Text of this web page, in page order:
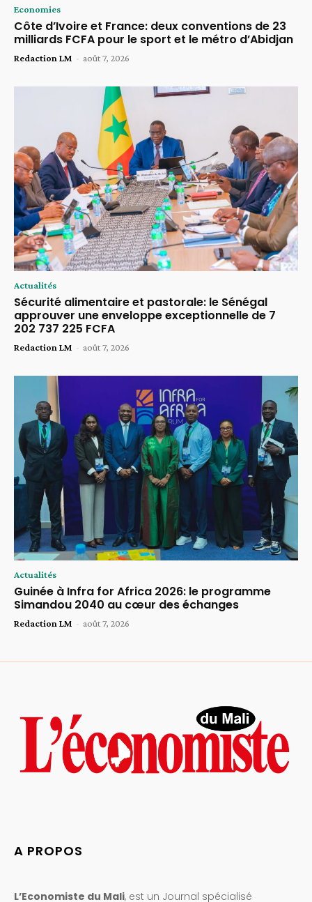
Economies
Côte d’Ivoire et France: deux conventions de 23
milliards FCFA pour le sport et le métro d’Abidjan
Redaction LM - août 7, 2026
Actualités
Sécurité alimentaire et pastorale: le Sénégal
approuver une enveloppe exceptionnelle de 7
202 737 225 FCFA
Redaction LM - août 7, 2026
Actualités
Guinée à Infra for Africa 2026: le programme
Simandou 2040 au cœur des échanges
Redaction LM - août 7, 2026
A PROPOS
L’Economiste du Mali, est un Journal spécialisé